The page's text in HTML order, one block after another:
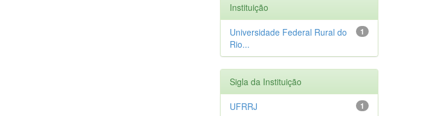
Instituição
1
Universidade Federal Rural do
Rio...
Sigla da Instituição
1
UFRRJ